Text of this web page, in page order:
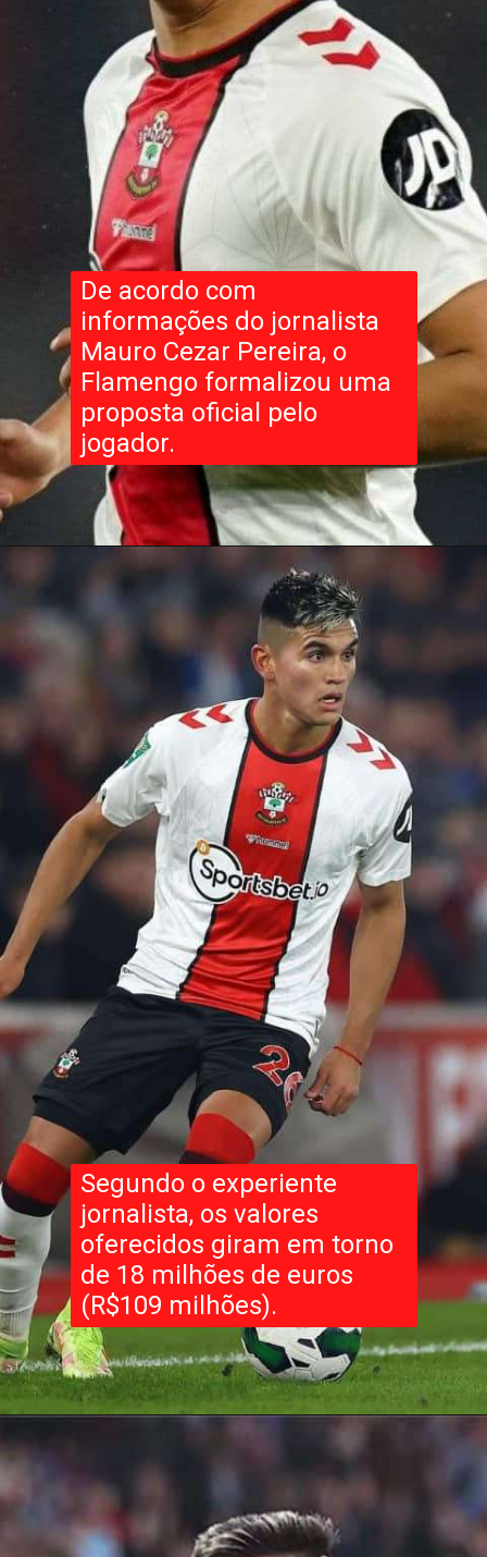
De acordo com
informações do jornalista
Mauro Cezar Pereira, o
Flamengo formalizou uma
proposta oficial pelo
jogador.
Segundo o experiente
jornalista, os valores
oferecidos giram em torno
de 18 milhões de euros
(R$109 milhões).